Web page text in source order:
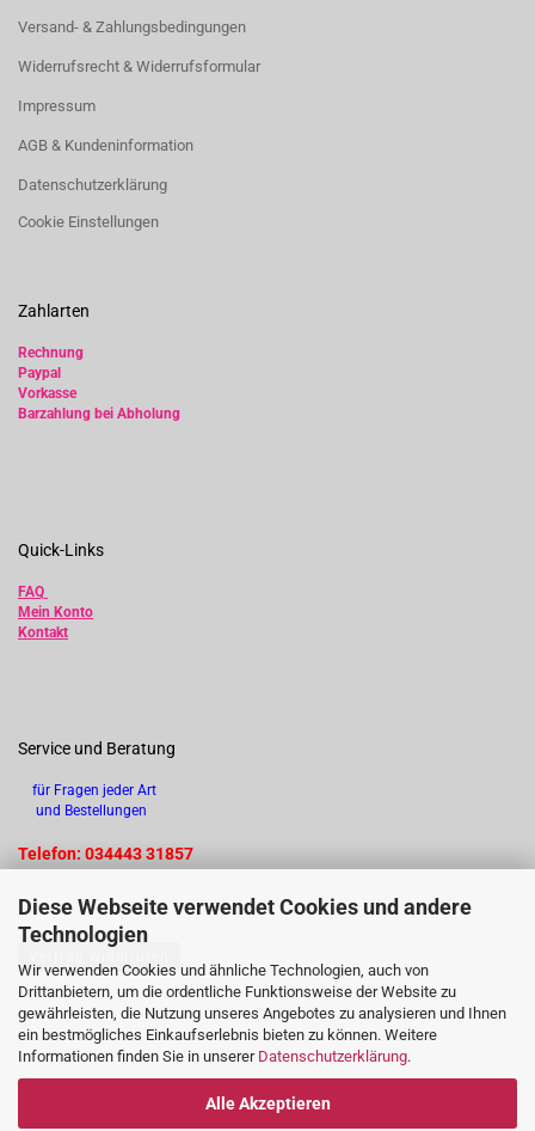
Diese Webseite verwendet Cookies und andere
Technologien
Wir verwenden Cookies und ähnliche Technologien, auch von
Drittanbietern, um die ordentliche Funktionsweise der Website zu
gewährleisten, die Nutzung unseres Angebotes zu analysieren und Ihnen
ein bestmögliches Einkaufserlebnis bieten zu können. Weitere
Informationen finden Sie in unserer Datenschutzerklärung.
Alle Akzeptieren
Versand- & Zahlungsbedingungen
Widerrufsrecht & Widerrufsformular
Impressum
AGB & Kundeninformation
Datenschutzerklärung
Cookie Einstellungen
Zahlarten
Rechnung
Paypal
Vorkasse
Barzahlung bei Abholung
Quick-Links
FAQ
Mein Konto
Kontakt
Service und Beratung
für Fragen jeder Art
und Bestellungen
Telefon: 034443 31857